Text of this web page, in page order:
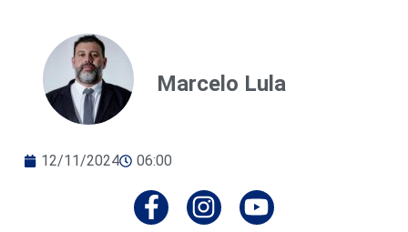
Marcelo Lula
12/11/2024 06:00